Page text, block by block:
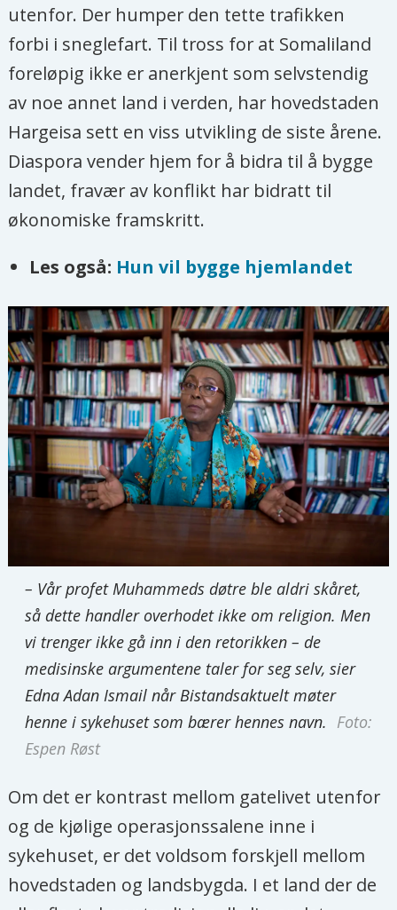
utenfor. Der humper den tette trafikken
forbi i sneglefart. Til tross for at Somaliland
foreløpig ikke er anerkjent som selvstendig
av noe annet land i verden, har hovedstaden
Hargeisa sett en viss utvikling de siste årene.
Diaspora vender hjem for å bidra til å bygge
landet, fravær av konflikt har bidratt til
økonomiske framskritt.
Les også: Hun vil bygge hjemlandet
– Vår profet Muhammeds døtre ble aldri skåret,
så dette handler overhodet ikke om religion. Men
vi trenger ikke gå inn i den retorikken – de
medisinske argumentene taler for seg selv, sier
Edna Adan Ismail når Bistandsaktuelt møter
henne i sykehuset som bærer hennes navn. Foto:
Espen Røst
Om det er kontrast mellom gatelivet utenfor
og de kjølige operasjonssalene inne i
sykehuset, er det voldsom forskjell mellom
hovedstaden og landsbygda. I et land der de